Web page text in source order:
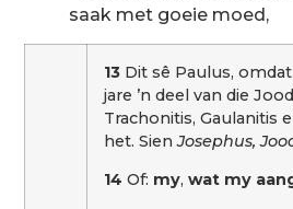
saak met goeie moed,
13 Dit sê Paulus,
jare ’n deel van die
Trachonitis, Gaulanitis
het. SienJosephus,
14 Of: my,wat my